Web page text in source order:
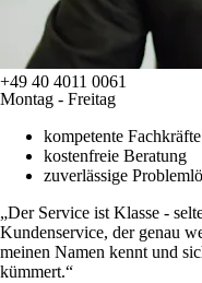
+49 40 4011 0061
Montag - Freitag
kompetente Fachkräfte
kostenfreie Beratung
zuverlässige
Der Service ist Klasse -
Kundenservice, der genau
meinen Namen kennt und
kümmert.